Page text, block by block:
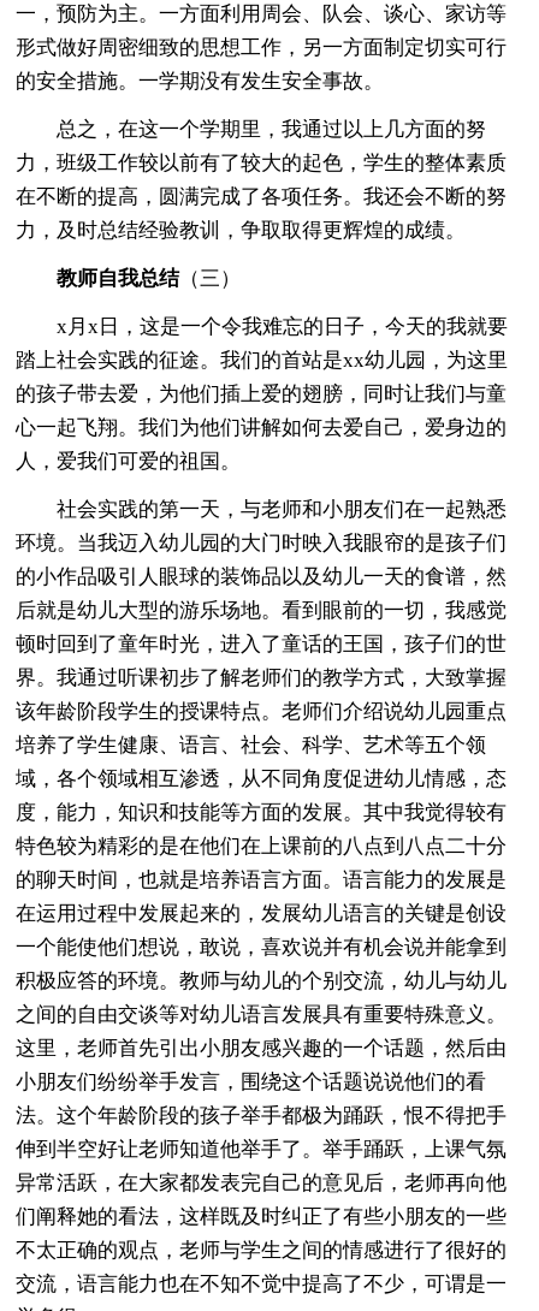
一，预防为主。一方面利用周会、队会、谈心、家访等
形式做好周密细致的思想工作，另一方面制定切实可行
的安全措施。一学期没有发生安全事故。
总之，在这一个学期里，我通过以上几方面的努
力，班级工作较以前有了较大的起色，学生的整体素质
在不断的提高，圆满完成了各项任务。我还会不断的努
力，及时总结经验教训，争取取得更辉煌的成绩。
教师自我总结（三）
x月x日，这是一个令我难忘的日子，今天的我就要
踏上社会实践的征途。我们的首站是xx幼儿园，为这里
的孩子带去爱，为他们插上爱的翅膀，同时让我们与童
心一起飞翔。我们为他们讲解如何去爱自己，爱身边的
人，爱我们可爱的祖国。
社会实践的第一天，与老师和小朋友们在一起熟悉
环境。当我迈入幼儿园的大门时映入我眼帘的是孩子们
的小作品吸引人眼球的装饰品以及幼儿一天的食谱，然
后就是幼儿大型的游乐场地。看到眼前的一切，我感觉
顿时回到了童年时光，进入了童话的王国，孩子们的世
界。我通过听课初步了解老师们的教学方式，大致掌握
该年龄阶段学生的授课特点。老师们介绍说幼儿园重点
培养了学生健康、语言、社会、科学、艺术等五个领
域，各个领域相互渗透，从不同角度促进幼儿情感，态
度，能力，知识和技能等方面的发展。其中我觉得较有
特色较为精彩的是在他们在上课前的八点到八点二十分
的聊天时间，也就是培养语言方面。语言能力的发展是
在运用过程中发展起来的，发展幼儿语言的关键是创设
一个能使他们想说，敢说，喜欢说并有机会说并能拿到
积极应答的环境。教师与幼儿的个别交流，幼儿与幼儿
之间的自由交谈等对幼儿语言发展具有重要特殊意义。
这里，老师首先引出小朋友感兴趣的一个话题，然后由
小朋友们纷纷举手发言，围绕这个话题说说他们的看
法。这个年龄阶段的孩子举手都极为踊跃，恨不得把手
伸到半空好让老师知道他举手了。举手踊跃，上课气氛
异常活跃，在大家都发表完自己的意见后，老师再向他
们阐释她的看法，这样既及时纠正了有些小朋友的一些
不太正确的观点，老师与学生之间的情感进行了很好的
交流，语言能力也在不知不觉中提高了不少，可谓是一